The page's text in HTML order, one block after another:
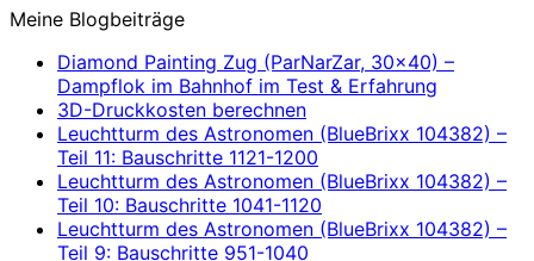
Meine Blogbeiträge
Diamond Painting Zug (ParNarZar, 30×40) –
Dampflok im Bahnhof im Test & Erfahrung
3D-Druckkosten berechnen
Leuchtturm des Astronomen (BlueBrixx 104382) –
Teil 11: Bauschritte 1121-1200
Leuchtturm des Astronomen (BlueBrixx 104382) –
Teil 10: Bauschritte 1041-1120
Leuchtturm des Astronomen (BlueBrixx 104382) –
Teil 9: Bauschritte 951-1040